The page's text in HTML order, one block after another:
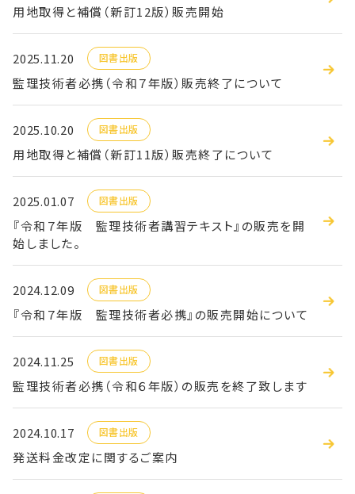
用地取得と補償（新訂12版）販売開始
2025.11.20 図書出版
監理技術者必携（令和７年版）販売終了について
2025.10.20 図書出版
用地取得と補償（新訂11版）販売終了について
2025.01.07 図書出版
『令和７年版 監理技術者講習テキスト』の販売を開
始しました。
2024.12.09 図書出版
『令和７年版 監理技術者必携』の販売開始について
2024.11.25 図書出版
監理技術者必携（令和６年版）の販売を終了致します
2024.10.17 図書出版
発送料金改定に関するご案内